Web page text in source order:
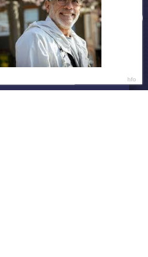
ДАЛЕЕ
Бонус от AliExpress 19:25